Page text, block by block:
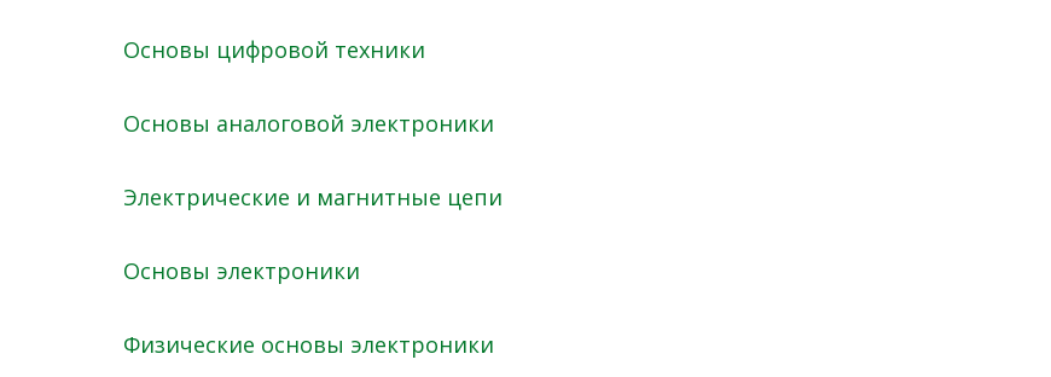
Основы цифровой техники
Основы аналоговой электроники
Электрические и магнитные цепи
Основы электроники
Физические основы электроники